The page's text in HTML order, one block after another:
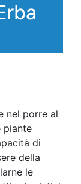
nel porre al
piante
di
della
le